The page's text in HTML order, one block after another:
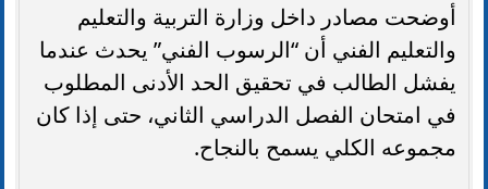
أوضحت مصادر داخل وزارة التربية والتعليم
والتعليم الفني أن “الرسوب الفني” يحدث عندما
يفشل الطالب في تحقيق الحد الأدنى المطلوب
في امتحان الفصل الدراسي الثاني، حتى إذا كان
مجموعه الكلي يسمح بالنجاح.